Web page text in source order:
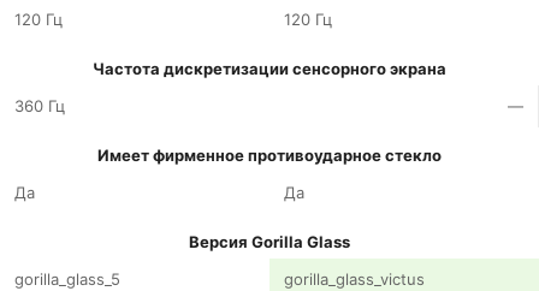
120 Гц 120 Гц
Частота дискретизации сенсорного экрана
360 Гц
—
Имеет фирменное противоударное стекло
Да
Да
Версия Gorilla Glass
gorilla_glass_5
gorilla_glass_victus